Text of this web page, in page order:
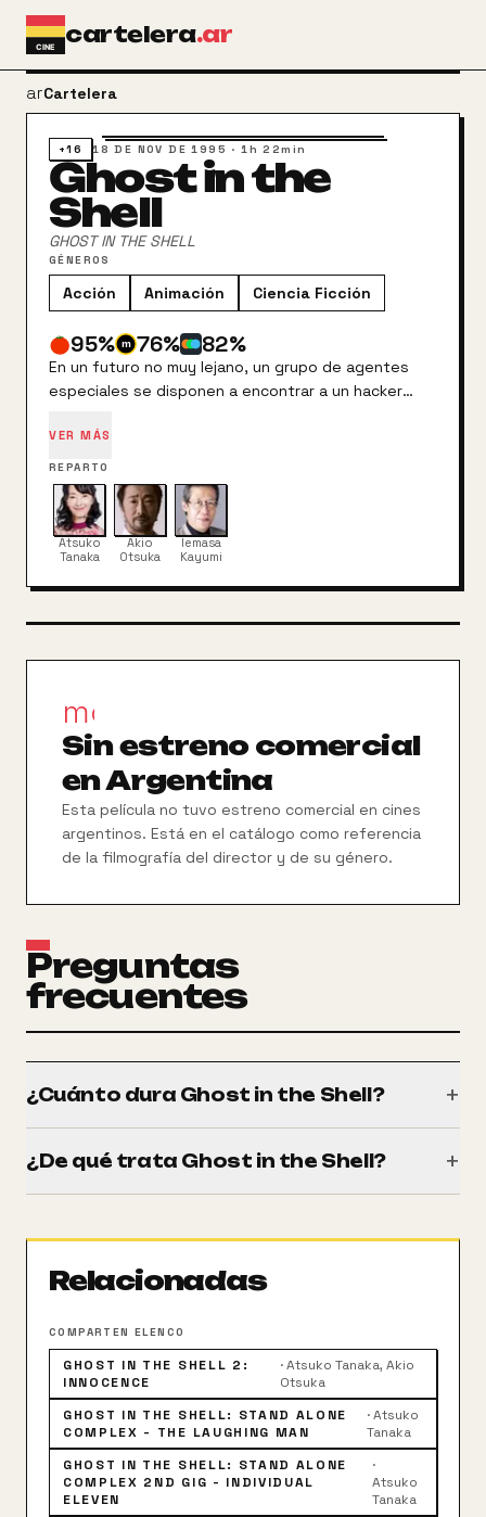
Ir al contenido principal
cartelera.ar
arrow_back
Cartelera
+16 18 DE NOV DE 1995 ·1h 22min
Ghost in the
Shell
GHOST IN THE SHELL
GÉNEROS
Acción Animación Ciencia Ficción
95% 76% 82%
En un futuro no muy lejano, un grupo de agentes
especiales se disponen a encontrar a un hacker
búsqueda descubrirán alarmantes secretos acerca
de la evolución de la inteligencia artificial. La película
fue una gran inspiración para la trilogía de Matrix.
VER MÁS
REPARTO
Atsuko
Tanaka
Akio
Otsuka
Iemasa
Kayumi
movie_filter
Sin estreno comercial
en Argentina
Esta película no tuvo estreno comercial en cines
argentinos. Está en el catálogo como referencia
de la filmografía del director y de su género.
Preguntas
frecuentes
¿Cuánto dura Ghost in the Shell? +
¿De qué trata Ghost in the Shell? +
búsqueda descubrirán alarmantes secretos acerca
fue una gran inspiración para la trilogía de Matrix.
Relacionadas
COMPARTEN ELENCO
GHOST IN THE SHELL 2:
INNOCENCE
·Atsuko Tanaka, Akio
Otsuka
GHOST IN THE SHELL: STAND ALONE
COMPLEX - THE LAUGHING MAN
·Atsuko
Tanaka
GHOST IN THE SHELL: STAND ALONE
COMPLEX 2ND GIG - INDIVIDUAL
ELEVEN
·
Atsuko
Tanaka